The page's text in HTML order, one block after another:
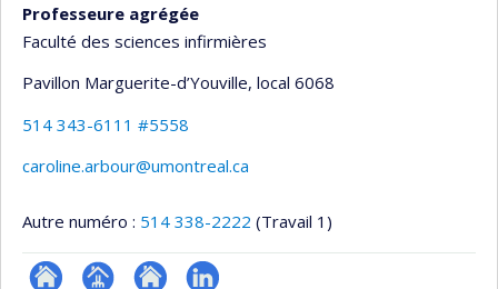
Professeure agrégée
Faculté des sciences infirmières
Pavillon Marguerite-d’Youville, local 6068
514 343-6111 #5558
caroline.arbour@umontreal.ca
Autre numéro : 514 338-2222 (Travail 1)